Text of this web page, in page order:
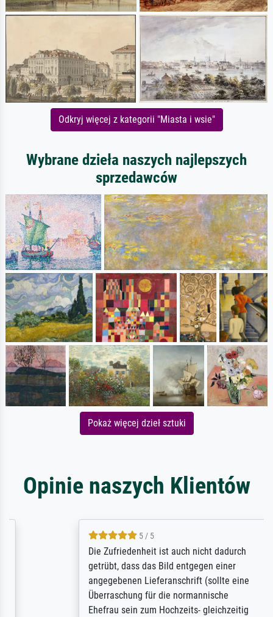
Odkryj więcej z kategorii "Miasta i wsie"
Wybrane dzieła naszych najlepszych
sprzedawców
Pokaż więcej dzieł sztuki
Opinie naszych Klientów
5 / 5
Die Zufriedenheit ist auch nicht dadurch
getrübt, dass das Bild entgegen einer
angegebenen Lieferanschrift (sollte eine
Überraschung für die normannische
Ehefrau sein zum Hochzeits- gleichzeitig